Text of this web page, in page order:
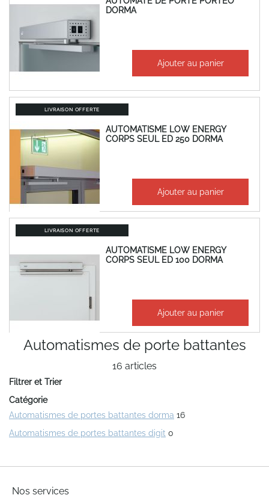
16 articles
Automatismes de porte battantes
DORMA
Ajouter au panier
LIVRAISON OFFERTE
AUTOMATISME LOW ENERGY
CORPS SEUL ED 250 DORMA
3 848,90 € Ajouter au panier
LIVRAISON OFFERTE
AUTOMATISME LOW ENERGY
CORPS SEUL ED 100 DORMA
4 165,98 €
Ajouter au panier
Filtrer et Trier
Catégorie
Automatismes de portes battantes dorma 16
Automatismes de portes battantes digit 0
Nos services